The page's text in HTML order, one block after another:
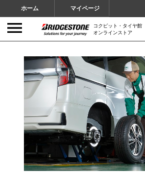
ホーム マイページ
コクピット・タイヤ館
オンラインストア